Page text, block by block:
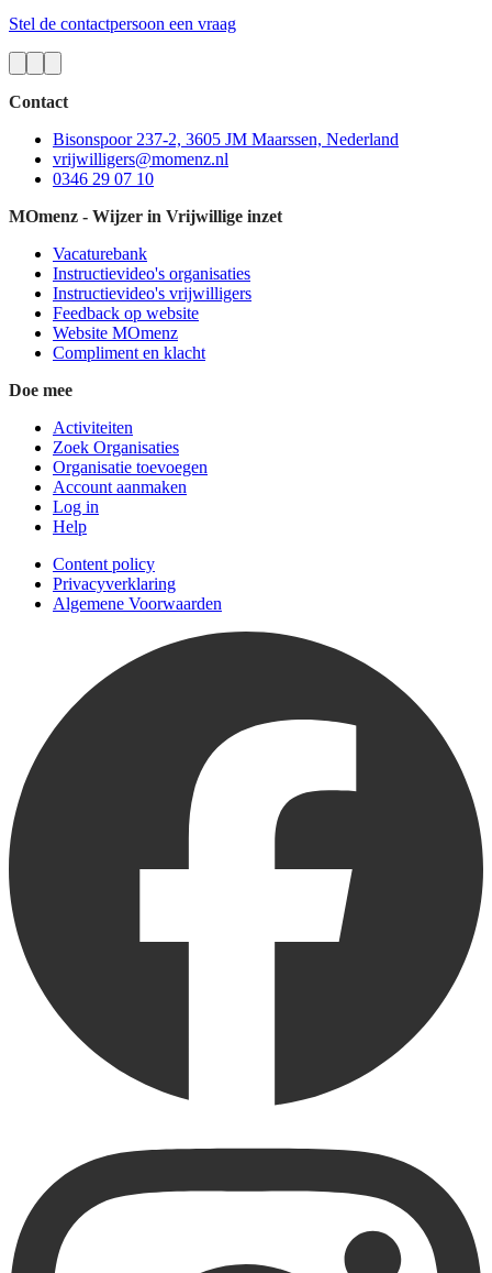
Stel de contactpersoon een vraag
Contact
Bisonspoor 237-2, 3605 JM Maarssen, Nederland
vrijwilligers@momenz.nl
0346 29 07 10
MOmenz - Wijzer in Vrijwillige inzet
Vacaturebank
Instructievideo's organisaties
Instructievideo's vrijwilligers
Feedback op website
Website MOmenz
Compliment en klacht
Doe mee
Activiteiten
Zoek Organisaties
Organisatie toevoegen
Account aanmaken
Log in
Help
Content policy
Privacyverklaring
Algemene Voorwaarden